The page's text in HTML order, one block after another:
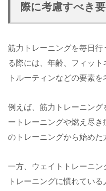
際に考慮すべき
筋力トレーニングを毎日
る際には、年齢、フィッ
トルーティンなどの要素を
例えば、筋力トレーニン
ートレーニングや燃え尽
のトレーニングから始めた
一方、ウェイトトレーニ
トレーニングに慣れてい